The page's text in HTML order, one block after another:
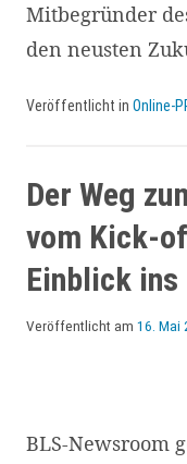
Mitbegründer
den neusten
Veröffentlicht in Online-
Der Weg
vom Kick-
Einblick ins
Veröffentlicht am 16. Mai
BLS-Newsroom